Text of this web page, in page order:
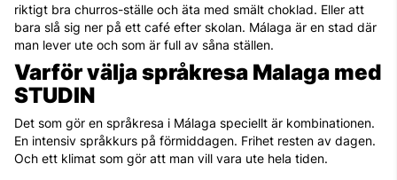
riktigt bra churros-ställe och äta med smält choklad. Eller att
bara slå sig ner på ett café efter skolan. Málaga är en stad där
man lever ute och som är full av såna ställen.
Varför välja språkresa Malaga med
STUDIN
Det som gör en språkresa i Málaga speciellt är kombinationen.
En intensiv språkkurs på förmiddagen. Frihet resten av dagen.
Och ett klimat som gör att man vill vara ute hela tiden.